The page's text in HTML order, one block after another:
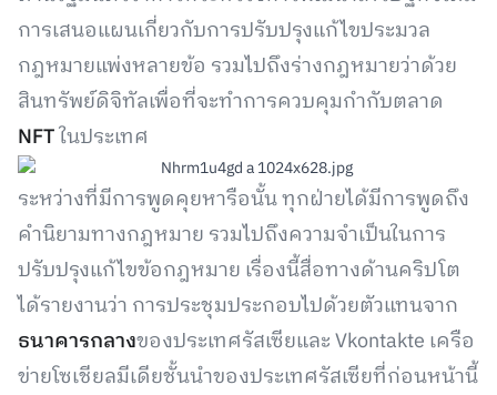
การเสนอแผนเกี่ยวกับการปรับปรุงแก้ไขประมวล
กฎหมายแพ่งหลายข้อ รวมไปถึงร่างกฎหมายว่าด้วย
สินทรัพย์ดิจิทัลเพื่อที่จะทำการควบคุมกำกับตลาด
NFTในประเทศ
ระหว่างที่มีการพูดคุยหารือนั้น ทุกฝ่ายได้มีการพูดถึง
คำนิยามทางกฎหมาย รวมไปถึงความจำเป็นในการ
ปรับปรุงแก้ไขข้อกฎหมาย เรื่องนี้สื่อทางด้านคริปโต
ได้รายงานว่า การประชุมประกอบไปด้วยตัวแทนจาก
ธนาคารกลางของประเทศรัสเซียและ Vkontakte เครือ
ข่ายโซเชียลมีเดียชั้นนำของประเทศรัสเซียที่ก่อนหน้านี้